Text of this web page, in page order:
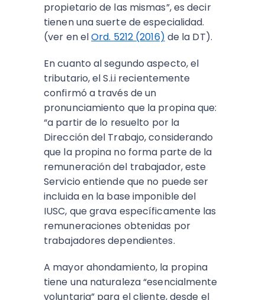
propietario de las mismas”, es decir
tienen una suerte de especialidad.
(ver en elOrd. 5212 (2016) de la DT).
En cuanto al segundo aspecto, el
tributario, el S.i.i recientemente
confirmó a través de un
pronunciamiento que la propina que:
“a partir de lo resuelto por la
Dirección del Trabajo, considerando
que la propina no forma parte de la
remuneración del trabajador, este
Servicio entiende que no puede ser
incluida en la base imponible del
IUSC, que grava específicamente las
remuneraciones obtenidas por
trabajadores dependientes.
A mayor ahondamiento, la propina
tiene una naturaleza “esencialmente
voluntaria” para el cliente, desde el